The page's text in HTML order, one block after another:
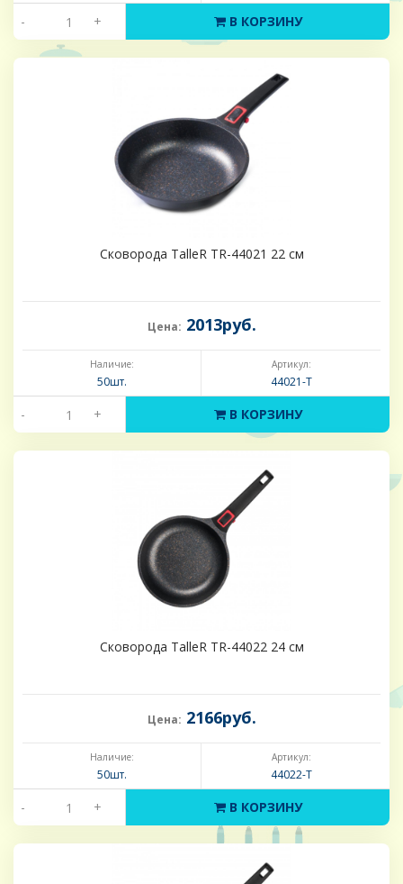
- + В КОРЗИНУ
Сковорода TalleR TR-44021 22 см
Цена: 2013руб.
Наличие:
50шт.
Артикул:
44021-Т
- + В КОРЗИНУ
Сковорода TalleR TR-44022 24 см
Цена: 2166руб.
Наличие:
50шт.
Артикул:
44022-Т
- + В КОРЗИНУ